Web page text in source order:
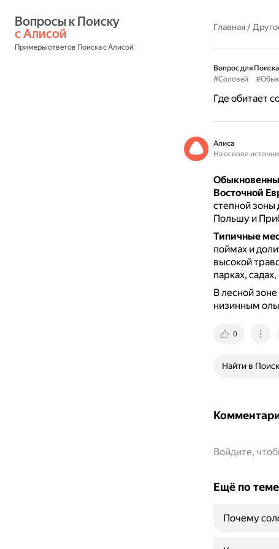
с Алисой
Примеры ответов Поиска с Алисой
Главная/
Вопрос для
#Соловей
Где обитает
Алиса
На основе
Восточной
степной
Польшу и
Типичные
поймах и
высокой
парках,
В лесной
низинным
0
Найти в
Войдите,
Ещё по теме
Почему